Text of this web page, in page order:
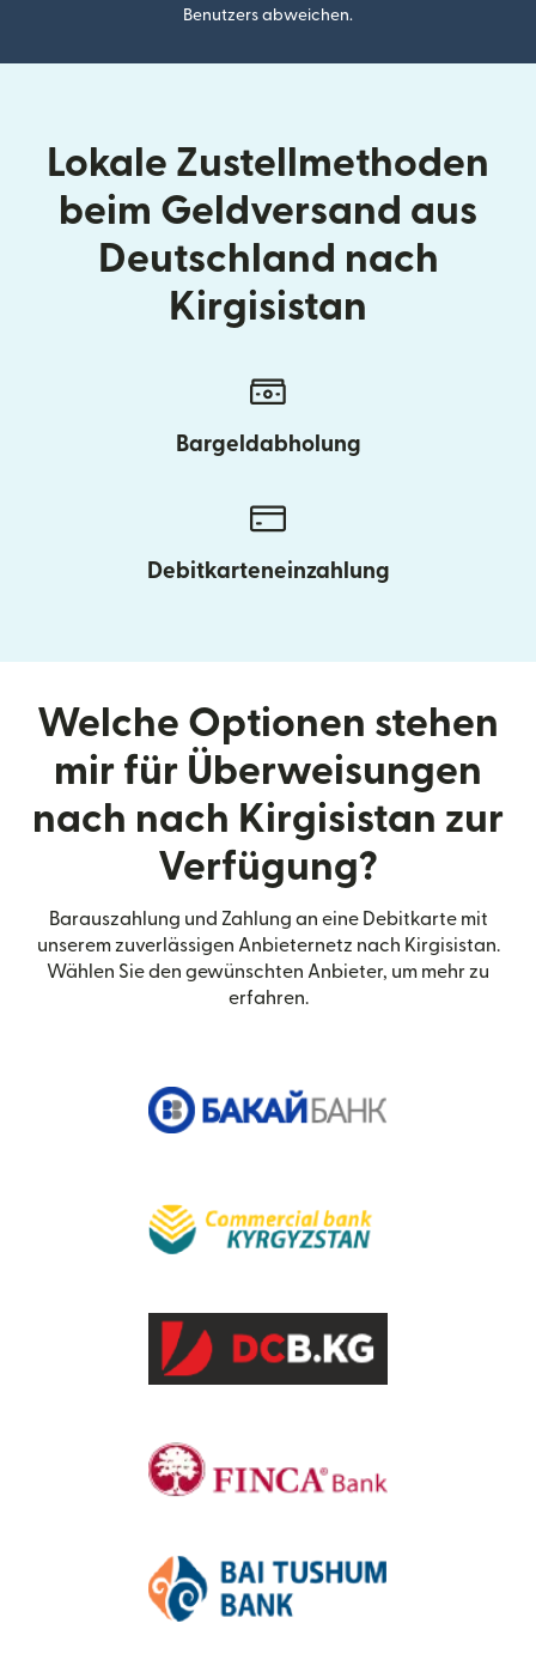
Benutzers abweichen.
Lokale Zustellmethoden
beim Geldversand aus
Deutschland nach
Kirgisistan
Bargeldabholung
Debitkarteneinzahlung
Welche Optionen stehen
mir für Überweisungen
nach nach Kirgisistan zur
Verfügung?
Barauszahlung und Zahlung an eine Debitkarte mit
unserem zuverlässigen Anbieternetz nach Kirgisistan.
Wählen Sie den gewünschten Anbieter, um mehr zu
erfahren.